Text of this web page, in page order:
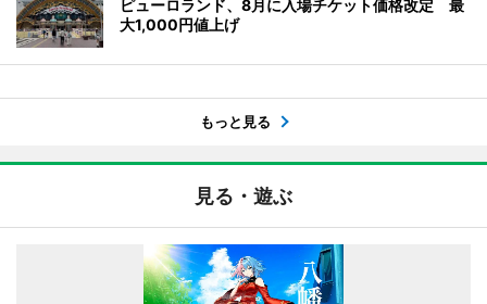
ピューロランド、8月に入場チケット価格改定 最
大1,000円値上げ
もっと見る
見る・遊ぶ